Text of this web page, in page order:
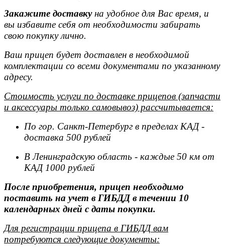
Закажите доставкуна удобное для Вас время, и
вы избавите себя от необходимости забирать
свою покупку лично.
Ваш прицеп будет доставлен в необходимой
комплектации со всеми документами по указанному
адресу.
Стоимость услуги по доставке прицепов (запчасти
и аксессуары только самовывоз) рассчитывается:
По гор. Санкт-Петербург в пределах КАД -
доставка 500 рублей
В Ленинградскую область - каждые 50 км от
КАД 1000 рублей
После приобретения, прицеп необходимо
поставить на учет в ГИБДД в течении 10
календарных дней с даты покупки.
Для регистрации прицепа в ГИБДД вам
потребуются следующие документы: